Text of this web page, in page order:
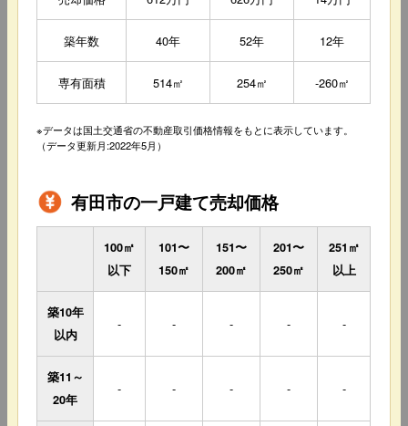
築年数 40年 52年 12年
専有面積 514㎡ 254㎡ -260㎡
※データは国土交通省の不動産取引価格情報をもとに表示しています。
（データ更新月:2022年5月）
有田市の一戸建て売却価格
100㎡
以下
101〜
150㎡
151〜
200㎡
201〜
250㎡
251㎡
以上
築10年
以内
- - - - -
築11～
20年
- - - - -